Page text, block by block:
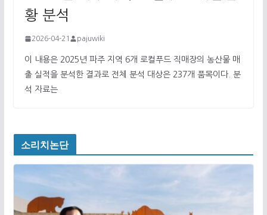
황 분석
2026-04-21 pajuwiki
이 내용은 2025년 파주 지역 6개 로컬푸드 직매장의 농산물 매
출 실적을 분석한 결과로 전체 분석 대상은 237개 품목이다. 분
석 자료는
소리치논단